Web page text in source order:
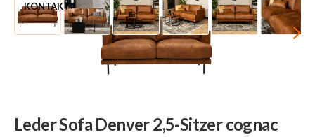
KONTAKT
Leder Sofa Denver 2,5-Sitzer cognac